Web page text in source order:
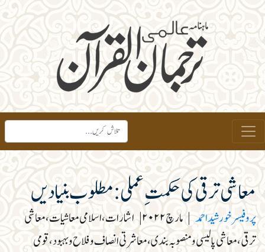
معاشی ترقی کی حکمت ِعملی :مطلوب بنیادیں
پروفیسر خورشید احمد | مارچ ۲۰۲۲ | اشارات، اسلامی معاشیات، معاشی
ترقی، معاشی پالیسی و منصوبہ بندی، معاشرتی انصاف و فلاح و بہبود، قومی